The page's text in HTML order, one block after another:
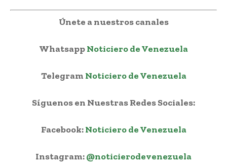
Únete a nuestros canales
WhatsappNoticiero de Venezuela
Telegram Noticiero de Venezuela
Síguenos en Nuestras Redes Sociales:
Facebook:Noticiero de Venezuela
Instagram:@noticierodevenezuela